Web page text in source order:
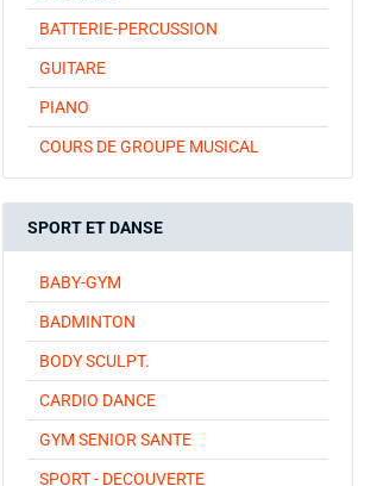
BATTERIE-PERCUSSION
GUITARE
PIANO
COURS DE GROUPE MUSICAL
SPORT ET DANSE
BABY-GYM
BADMINTON
BODY SCULPT.
CARDIO DANCE
GYM SENIOR SANTE
SPORT - DECOUVERTE